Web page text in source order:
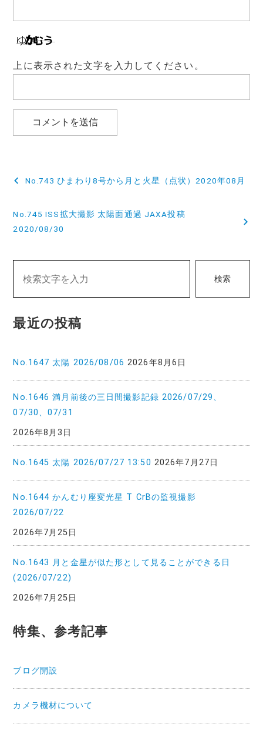
上に表示された文字を入力してください。
投
ナ
ゲ
ー
ョ
No.743 ひまわり8号から月と火星（点状）2020年08月
No.745 ISS拡大撮影 太陽面通過 JAXA投稿
2020/08/30
検索
最近の投稿
No.1647 太陽 2026/08/06 2026年8月6日
No.1646 満月前後の三日間撮影記録 2026/07/29、
07/30、07/31
2026年8月3日
No.1645 太陽 2026/07/27 13:50 2026年7月27日
No.1644 かんむり座変光星 T CrBの監視撮影
2026/07/22
2026年7月25日
No.1643 月と金星が似た形として見ることができる日
(2026/07/22)
2026年7月25日
特集、参考記事
ブログ開設
カメラ機材について